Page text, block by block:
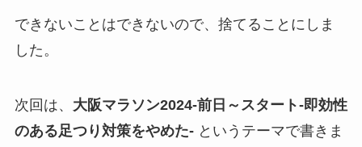
できないことはできないので、捨てることにしま
した。
次回は、 大阪マラソン2024-前日～スタート-即効性
のある足つり対策をやめた-というテーマで書きま